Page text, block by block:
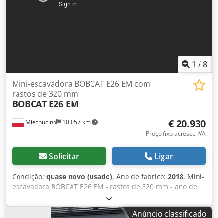
adicionais * Em excelente estado de conservação ----Somos
1 /8
Miechucino 10.057 km
Mini-escavadora BOBCAT E26 EM com
rastos de 320 mm
BOBCAT E26 EM
€ 20.930
Preço fixo acresce IVA
Solicitar Ligar
Condição: quase novo (usado), Ano de fabrico: 2018, Mini-
escavadora BOBCAT E26 EM - rastos de 320 mm - ano de
fabrico 2018 - 2660 meses Motor Fabricante do motor
Kubota Potência do motor 15,3 (a 2400 rpm) kW Modelo do
Anúncio classificado